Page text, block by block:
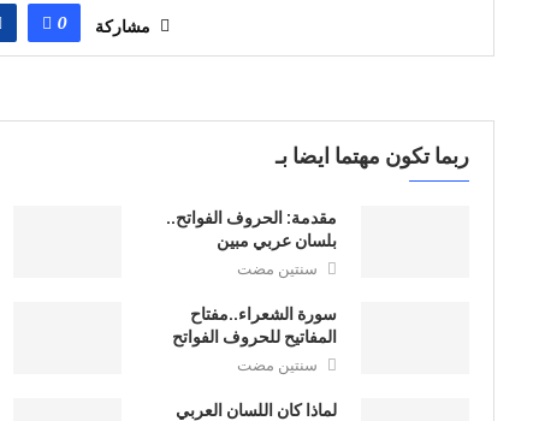
مشاركة 0
ربما تكون مهتما ايضا بـ
مقدمة: الحروف الفواتح..
بلسان عربي مبين
سنتين مضت
سورة الشعراء..مفتاح
المفاتيح للحروف الفواتح
سنتين مضت
لماذا كان اللسان العربي